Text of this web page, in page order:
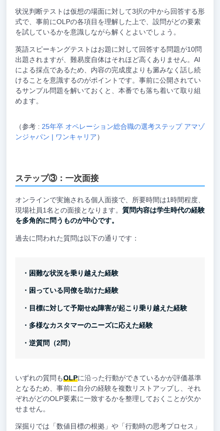
状況判断テストは仮想の場面に対して3択の中から回答する形
式で、事前にOLPの各項目を理解した上で、設問がどの要素
を試しているかを意識しながら解くとよいでしょう。
英語スピーキングテストはお題に対して回答する問題が10問
出題されますが、難易度自体はそれほど高くありません。AI
による採点であるため、内容の完成度よりも澱みなく話し続
けることを意識するのがポイントです。事前に公開されてい
るサンプル問題を解いておくと、本番でも落ち着いて取り組
めます。
（参考 : 25年卒 オペレーション総合職の選考ステップ アマゾ
ンジャパン | ワンキャリア）
ステップ③：一次面接
オンラインで実施される個人面接で、所要時間は1時間程度、
現場社員1名との面接となります。 質問内容は学生時代の経験
を多角的に問うものが中心です。
過去に問われた質問は以下の通りです：
・困難な状況を乗り越えた経験
・困っている同僚を助けた経験
・目標に対して予期せぬ障害が起こり乗り越えた経験
・多様なカスタマーのニーズに応えた経験
・逆質問（2問）
いずれの質問もOLPに沿った行動ができているかが評価基準
となるため、事前に自分の経験を複数リストアップし、それ
ぞれがどのOLP要素に一致するかを整理しておくことが欠か
せません。
深掘りでは「数値目標の根拠」や「行動時の思考プロセス」